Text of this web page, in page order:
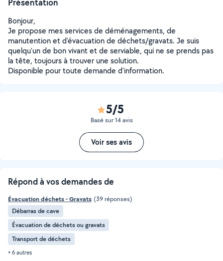
Bonjour,
Je propose mes services de déménagements, de
manutention et d'évacuation de déchets/gravats. Je suis
quelqu'un de bon vivant et de serviable, qui ne se prends pas
la tête, toujours à trouver une solution.
Disponible pour toute demande d'information.
5/5
Basé sur 14 avis
Voir ses avis
Répond à vos demandes de
Évacuation déchets - Gravats (39 réponses)
Débarras de cave
Évacuation de déchets ou gravats
Transport de déchets
+ 6 autres